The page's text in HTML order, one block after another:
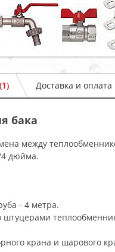
(1) Доставка и оплата
бака
между
дюйма.
- 4 метра.
крана и шарового